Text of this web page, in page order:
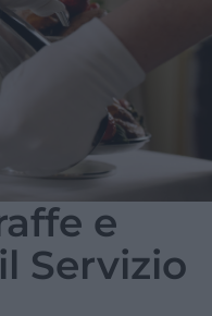
e
Servizio